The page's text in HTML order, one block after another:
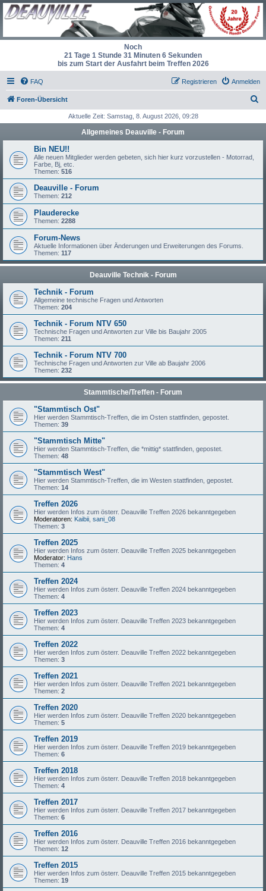
Noch
21 Tage 1 Stunde 31 Minuten 6 Sekunden
bis zum Start der Ausfahrt beim Treffen 2026
FAQ Anmelden
Registrieren
Foren-Übersicht
h
Aktuelle Zeit: Samstag, 8. August 2026, 09:28
Allgemeines Deauville - Forum
Bin NEU!!
Alle neuen Mitglieder werden gebeten, sich hier kurz vorzustellen - Motorrad,
Farbe, Bj, etc.
Themen: 516
Deauville - Forum
Themen: 212
Plauderecke
Themen: 2288
Forum-News
Aktuelle Informationen über Änderungen und Erweiterungen des Forums.
Themen: 117
Deauville Technik - Forum
Technik - Forum
Allgemeine technische Fragen und Antworten
Themen: 204
Technik - Forum NTV 650
Technische Fragen und Antworten zur Ville bis Baujahr 2005
Themen: 211
Technik - Forum NTV 700
Technische Fragen und Antworten zur Ville ab Baujahr 2006
Themen: 232
Stammtische/Treffen - Forum
"Stammtisch Ost"
Hier werden Stammtisch-Treffen, die im Osten stattfinden, gepostet.
Themen: 39
"Stammtisch Mitte"
Hier werden Stammtisch-Treffen, die *mittig* stattfinden, gepostet.
Themen: 48
"Stammtisch West"
Hier werden Stammtisch-Treffen, die im Westen stattfinden, gepostet.
Themen: 14
Treffen 2026
Hier werden Infos zum österr. Deauville Treffen 2026 bekanntgegeben
Moderatoren: Kaibii sani_08
Themen: 3
Treffen 2025
Hier werden Infos zum österr. Deauville Treffen 2025 bekanntgegeben
Moderator: Hans
Themen: 4
Treffen 2024
Hier werden Infos zum österr. Deauville Treffen 2024 bekanntgegeben
Themen: 4
Treffen 2023
Hier werden Infos zum österr. Deauville Treffen 2023 bekanntgegeben
Themen: 4
Treffen 2022
Hier werden Infos zum österr. Deauville Treffen 2022 bekanntgegeben
Themen: 3
Treffen 2021
Hier werden Infos zum österr. Deauville Treffen 2021 bekanntgegeben
Themen: 2
Treffen 2020
Hier werden Infos zum österr. Deauville Treffen 2020 bekanntgegeben
Themen: 5
Treffen 2019
Hier werden Infos zum österr. Deauville Treffen 2019 bekanntgegeben
Themen: 6
Treffen 2018
Hier werden Infos zum österr. Deauville Treffen 2018 bekanntgegeben
Themen: 4
Treffen 2017
Hier werden Infos zum österr. Deauville Treffen 2017 bekanntgegeben
Themen: 6
Treffen 2016
Hier werden Infos zum österr. Deauville Treffen 2016 bekanntgegeben
Themen: 12
Treffen 2015
Hier werden Infos zum österr. Deauville Treffen 2015 bekanntgegeben
Themen: 19